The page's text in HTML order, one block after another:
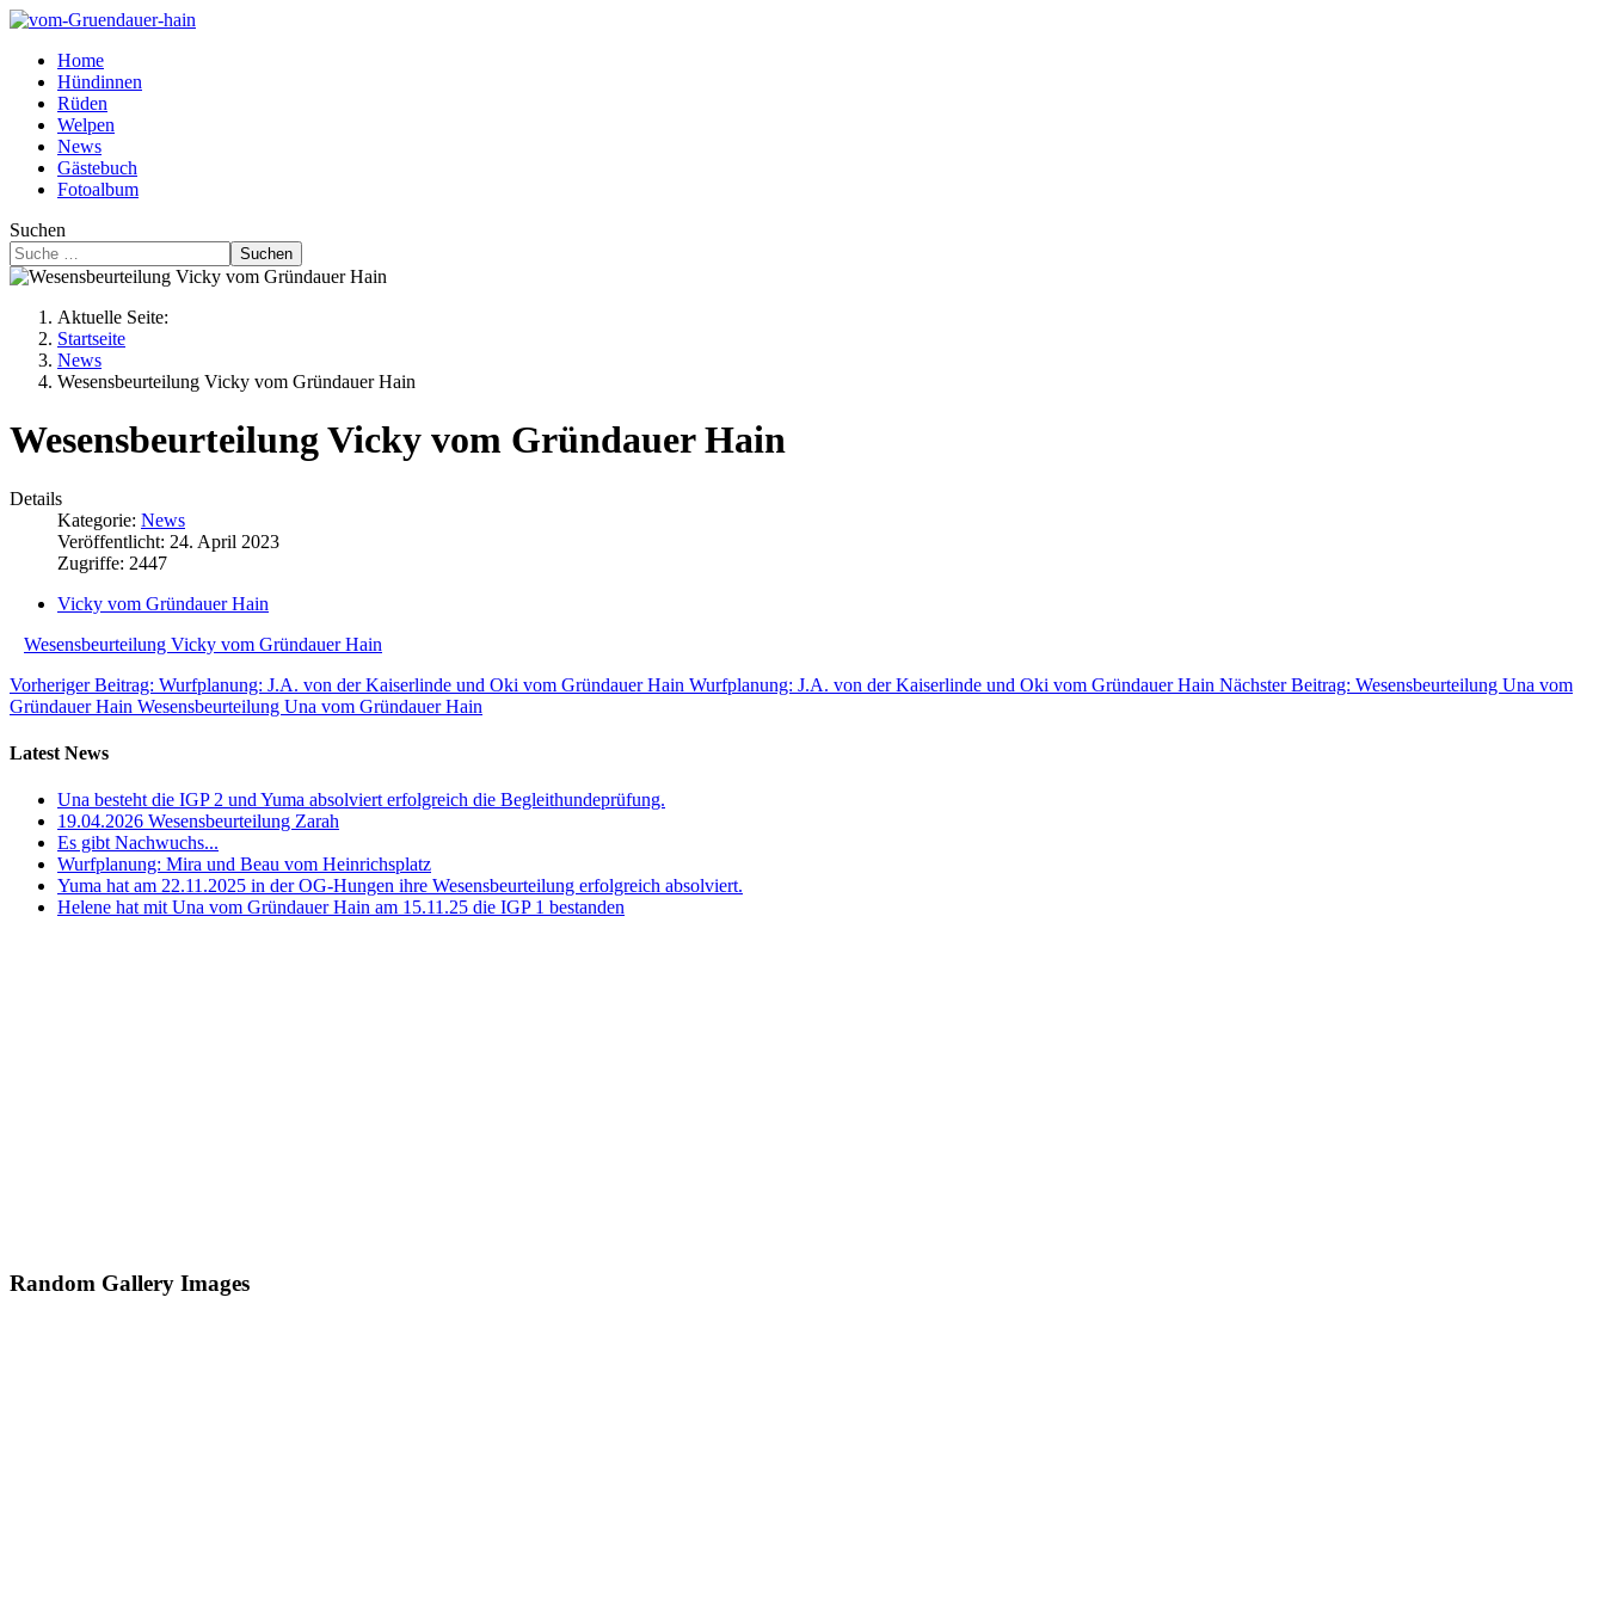
Home
Hündinnen
Rüden
Welpen
News
Gästebuch
Fotoalbum
Suchen
Suchen
Aktuelle Seite:
Startseite
News
Wesensbeurteilung Vicky vom Gründauer Hain
Wesensbeurteilung Vicky vom Gründauer Hain
Details
Kategorie: News
Veröffentlicht: 24. April 2023
Zugriffe: 2447
Vicky vom Gründauer Hain
Wesensbeurteilung Vicky vom Gründauer Hain
Vorheriger Beitrag: Wurfplanung: J.A. von der Kaiserlinde und Oki vom Gründauer Hain Wurfplanung: J.A. von der Kaiserlinde und Oki vom Gründauer Hain Nächster Beitrag: Wesensbeurteilung Una vom
Gründauer Hain Wesensbeurteilung Una vom Gründauer Hain
Latest News
Una besteht die IGP 2 und Yuma absolviert erfolgreich die Begleithundeprüfung.
19.04.2026 Wesensbeurteilung Zarah
Es gibt Nachwuchs...
Wurfplanung: Mira und Beau vom Heinrichsplatz
Yuma hat am 22.11.2025 in der OG-Hungen ihre Wesensbeurteilung erfolgreich absolviert.
Helene hat mit Una vom Gründauer Hain am 15.11.25 die IGP 1 bestanden
Random Gallery Images